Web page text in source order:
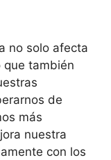
no solo afecta
que también
de
más
nuestra
con los